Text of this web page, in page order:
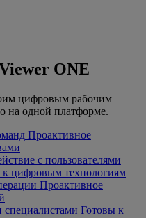
ONE
цифровым рабочим
на одной платформе.
Проактивное
с пользователями
цифровым технологиям
Проактивное
Готовы к